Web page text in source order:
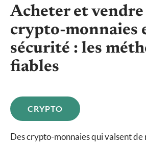
Acheter et vendre
crypto-monnaies
sécurité : les
fiables
CRYPTO
Des crypto-monnaies qui valsent de